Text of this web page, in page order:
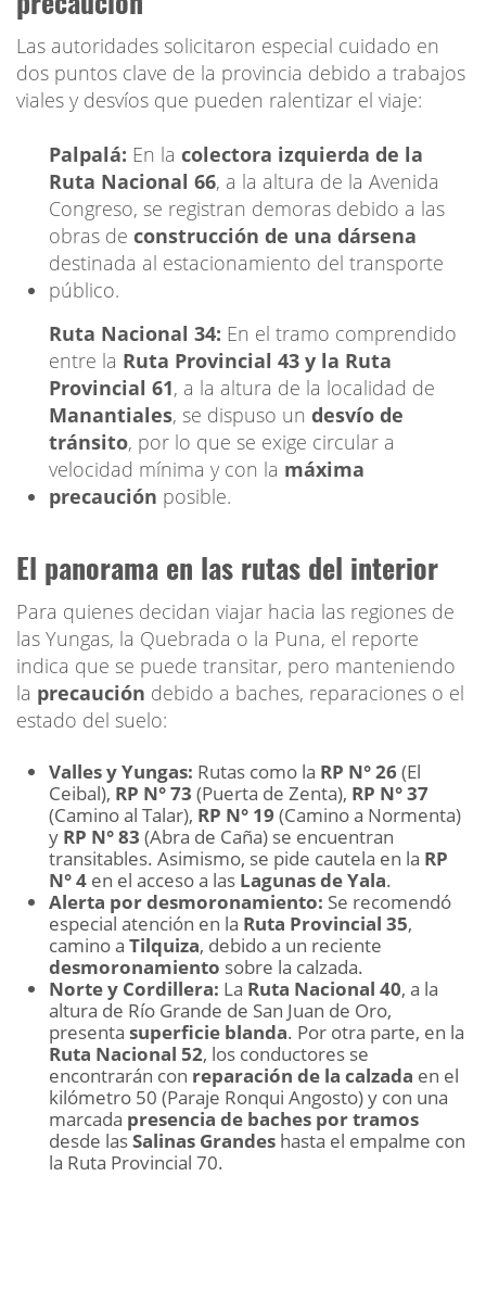
Las autoridades solicitaron especial cuidado en
dos puntos clave de la provincia debido a trabajos
viales y desvíos que pueden ralentizar el viaje:
Palpalá: En la colectora izquierda de la
Ruta Nacional 66, a la altura de la Avenida
Congreso, se registran demoras debido a las
obras de construcción de una dársena
destinada al estacionamiento del transporte
público.
Ruta Nacional 34: En el tramo comprendido
entre la Ruta Provincial 43 y la Ruta
Provincial 61, a la altura de la localidad de
Manantiales, se dispuso un desvío de
tránsito, por lo que se exige circular a
velocidad mínima y con la máxima
precaución posible.
El panorama en las rutas del interior
Para quienes decidan viajar hacia las regiones de
las Yungas, la Quebrada o la Puna, el reporte
indica que se puede transitar, pero manteniendo
la precaución debido a baches, reparaciones o el
estado del suelo:
Valles y Yungas: Rutas como la RP N° 26 (El
Ceibal), RP N° 73 (Puerta de Zenta), RP N° 37
(Camino al Talar), RP N° 19 (Camino a Normenta)
y RP N° 83 (Abra de Caña) se encuentran
transitables. Asimismo, se pide cautela en la RP
N° 4 en el acceso a las Lagunas de Yala.
Alerta por desmoronamiento: Se recomendó
especial atención en la Ruta Provincial 35,
camino a Tilquiza, debido a un reciente
desmoronamiento sobre la calzada.
Norte y Cordillera: La Ruta Nacional 40, a la
altura de Río Grande de San Juan de Oro,
presenta superficie blanda. Por otra parte, en la
Ruta Nacional 52, los conductores se
encontrarán con reparación de la calzada en el
kilómetro 50 (Paraje Ronqui Angosto) y con una
marcada presencia de baches por tramos
desde lasSalinas Grandes hasta el empalme con
la Ruta Provincial 70.